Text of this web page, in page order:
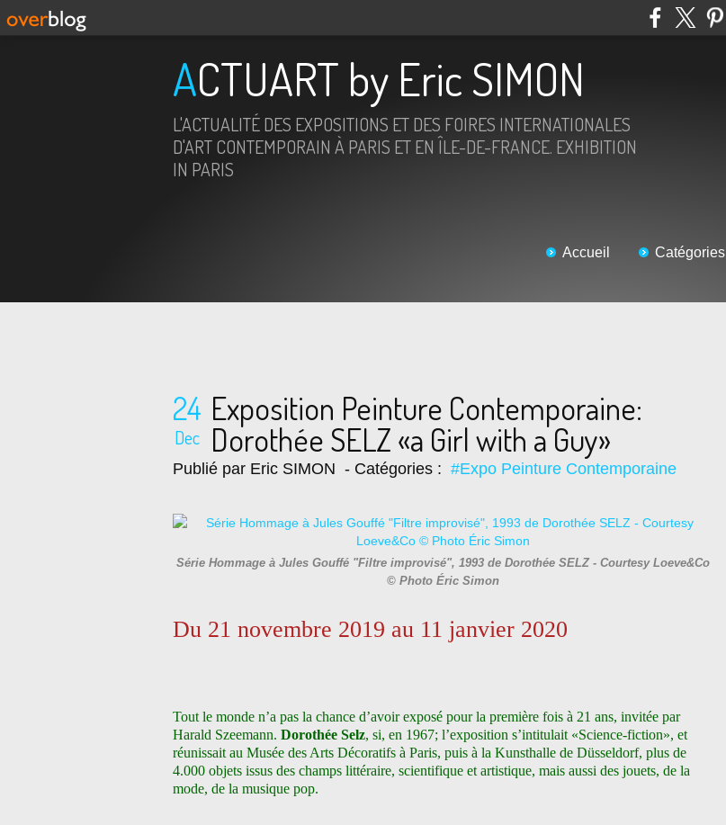
ACTUART by Eric SIMON
L'ACTUALITÉ DES EXPOSITIONS ET DES FOIRES INTERNATIONALES
D'ART CONTEMPORAIN À PARIS ET EN ÎLE-DE-FRANCE. EXHIBITION
IN PARIS
Accueil Catégories
24
Dec
Exposition Peinture Contemporaine:
Dorothée SELZ «a Girl with a Guy»
Publié par Eric SIMON - Catégories : #Expo Peinture Contemporaine
Série Hommage à Jules Gouffé "Filtre improvisé", 1993 de Dorothée SELZ - Courtesy Loeve&Co
© Photo Éric Simon
Du 21 novembre 2019 au 11 janvier 2020
Tout le monde n’a pas la chance d’avoir exposé pour la première fois à 21 ans, invitée par
Harald Szeemann. Dorothée Selz, si, en 1967; l’exposition s’intitulait «Science-fiction», et
réunissait au Musée des Arts Décoratifs à Paris, puis à la Kunsthalle de Düsseldorf, plus de
4.000 objets issus des champs littéraire, scientifique et artistique, mais aussi des jouets, de la
mode, de la musique pop.